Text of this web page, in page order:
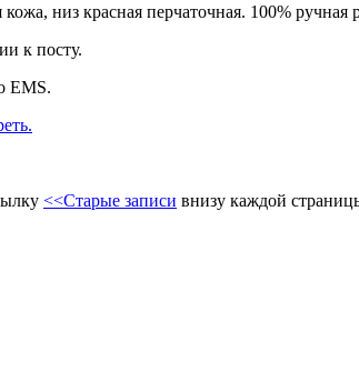
низ красная перчаточная. 100%
к посту.
EMS.
<<Старые записи внизу каждой